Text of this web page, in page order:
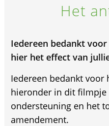
Het
Iedereen bedankt
hier het effect van
Iedereen bedankt voor
hieronder in dit
ondersteuning en het
amendement.